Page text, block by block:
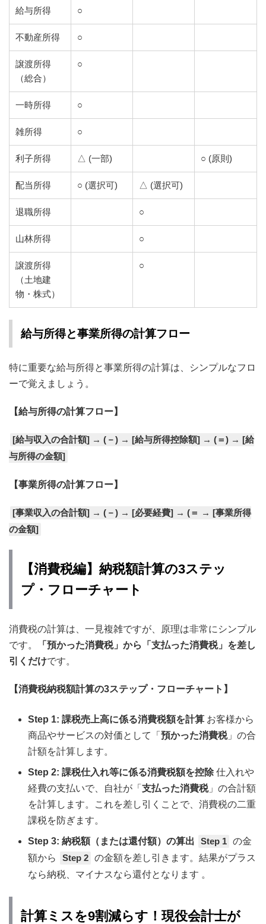
給与所得 ○
不動産所得 ○
譲渡所得
（総合）
○
一時所得 ○
雑所得 ○
利子所得 △ (一部) ○ (原則)
配当所得 ○ (選択可) △ (選択可)
退職所得 ○
山林所得 ○
譲渡所得
（土地建
物・株式）
○
給与所得と事業所得の計算フロー
特に重要な給与所得と事業所得の計算は、シンプルなフロ
ーで覚えましょう。
【給与所得の計算フロー】
[給与収入の合計額] → (－) → [給与所得控除額] → (＝) → [給
与所得の金額]
【事業所得の計算フロー】
[事業収入の合計額] → (－) → [必要経費] → (＝ → [事業所得
の金額]
【消費税編】納税額計算の3ステッ
プ・フローチャート
消費税の計算は、一見複雑ですが、原理は非常にシンプル
です。
「預かった消費税」から「支払った消費税」を差し
引くだけです。
【消費税納税額計算の3ステップ・フローチャート】
Step 1: 課税売上高に係る消費税額を計算 お客様から
商品やサービスの対価として「 預かった消費税」の合
計額を計算します。
Step 2: 課税仕入れ等に係る消費税額を控除仕入れや
経費の支払いで、自社が「 支払った消費税」の合計額
を計算します。これを差し引くことで、消費税の二重
課税を防ぎます。
Step 3: 納税額（または還付額）の算出 Step 1 の金
額から
Step 2 の金額を差し引きます。結果がプラス
なら納税、マイナスなら還付となります 。
計算ミスを9割減らす！現役会計士が